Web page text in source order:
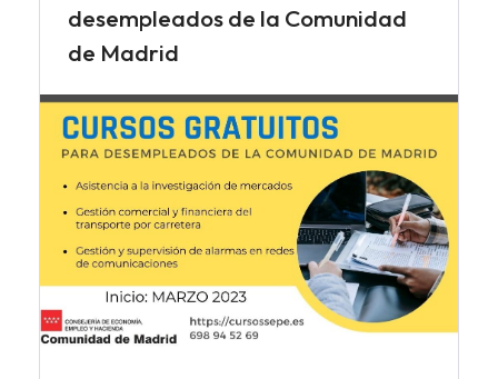
desempleados de la Comunidad
de Madrid